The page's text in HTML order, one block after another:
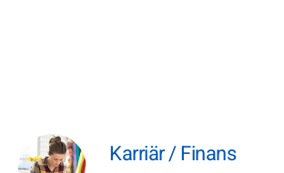
Karriär / Finans